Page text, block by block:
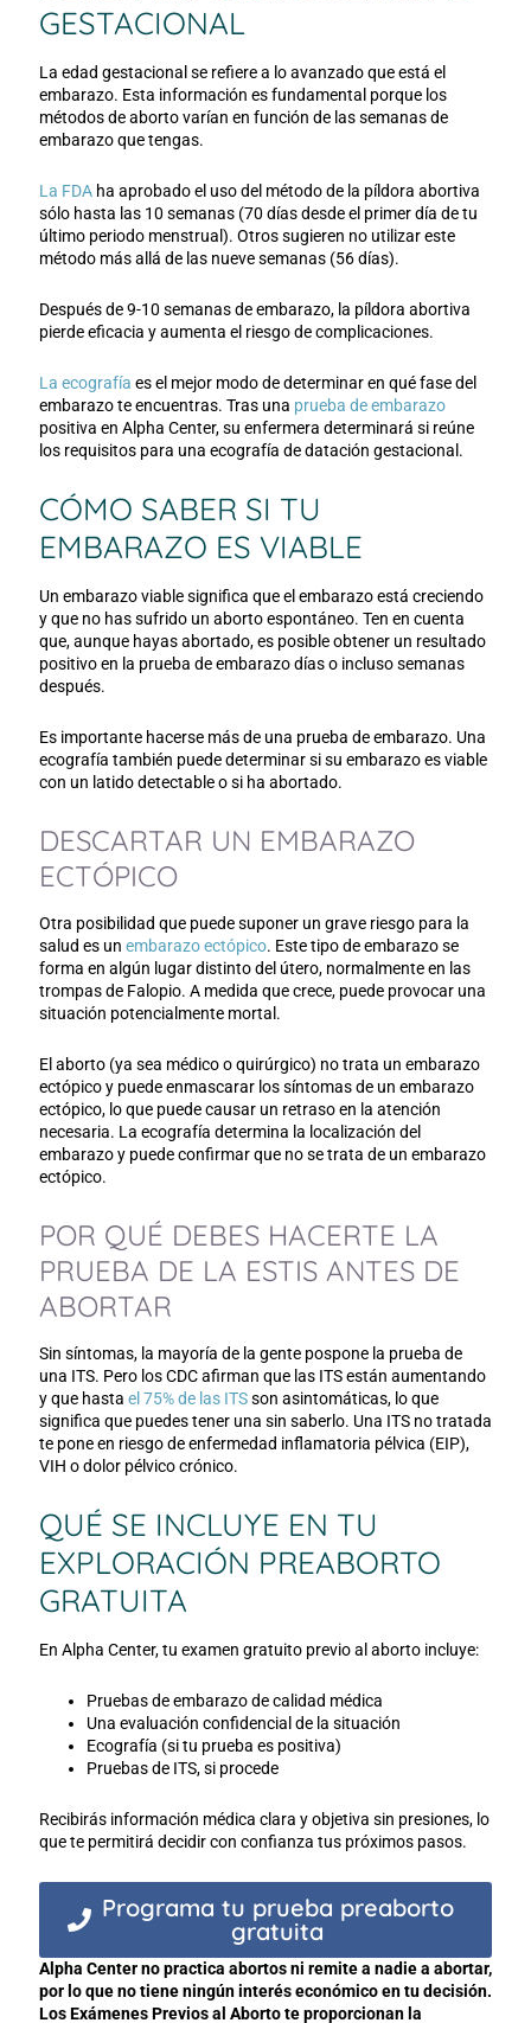
GESTACIONAL
La edad gestacional se refiere a lo avanzado que está el
embarazo. Esta información es fundamental porque los
métodos de aborto varían en función de las semanas de
embarazo que tengas.
La FDA ha aprobado el uso del método de la píldora abortiva
sólo hasta las 10 semanas (70 días desde el primer día de tu
último periodo menstrual). Otros sugieren no utilizar este
método más allá de las nueve semanas (56 días).
Después de 9-10 semanas de embarazo, la píldora abortiva
pierde eficacia y aumenta el riesgo de complicaciones.
La ecografía es el mejor modo de determinar en qué fase del
embarazo te encuentras. Tras una prueba de embarazo
positiva en Alpha Center, su enfermera determinará si reúne
los requisitos para una ecografía de datación gestacional.
CÓMO SABER SI TU
EMBARAZO ES VIABLE
Un embarazo viable significa que el embarazo está creciendo
y que no has sufrido un aborto espontáneo. Ten en cuenta
que, aunque hayas abortado, es posible obtener un resultado
positivo en la prueba de embarazo días o incluso semanas
después.
Es importante hacerse más de una prueba de embarazo. Una
ecografía también puede determinar si su embarazo es viable
con un latido detectable o si ha abortado.
DESCARTAR UN EMBARAZO
ECTÓPICO
Otra posibilidad que puede suponer un grave riesgo para la
salud es un embarazo ectópico. Este tipo de embarazo se
forma en algún lugar distinto del útero, normalmente en las
trompas de Falopio. A medida que crece, puede provocar una
situación potencialmente mortal.
El aborto (ya sea médico o quirúrgico) no trata un embarazo
ectópico y puede enmascarar los síntomas de un embarazo
ectópico, lo que puede causar un retraso en la atención
necesaria. La ecografía determina la localización del
embarazo y puede confirmar que no se trata de un embarazo
ectópico.
POR QUÉ DEBES HACERTE LA
PRUEBA DE LA ESTIS ANTES DE
ABORTAR
Sin síntomas, la mayoría de la gente pospone la prueba de
una ITS. Pero los CDC afirman que las ITS están aumentando
y que hasta el 75% de las ITSson asintomáticas, lo que
significa que puedes tener una sin saberlo. Una ITS no tratada
te pone en riesgo de enfermedad inflamatoria pélvica (EIP),
VIH o dolor pélvico crónico.
QUÉ SE INCLUYE EN TU
EXPLORACIÓN PREABORTO
GRATUITA
En Alpha Center, tu examen gratuito previo al aborto incluye:
Pruebas de embarazo de calidad médica
Una evaluación confidencial de la situación
Ecografía (si tu prueba es positiva)
Pruebas de ITS, si procede
Recibirás información médica clara y objetiva sin presiones, lo
que te permitirá decidir con confianza tus próximos pasos.
Programa tu prueba preaborto
gratuita
Alpha Center no practica abortos ni remite a nadie a abortar,
por lo que no tiene ningún interés económico en tu decisión.
Los Exámenes Previos al Aborto te proporcionan la